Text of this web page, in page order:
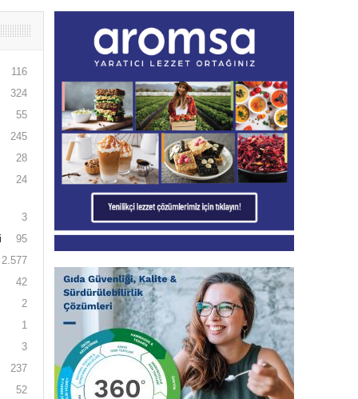
116
324
55
245
28
24
3
95
2.577
42
2
1
3
237
52